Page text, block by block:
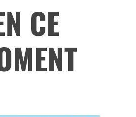
CE